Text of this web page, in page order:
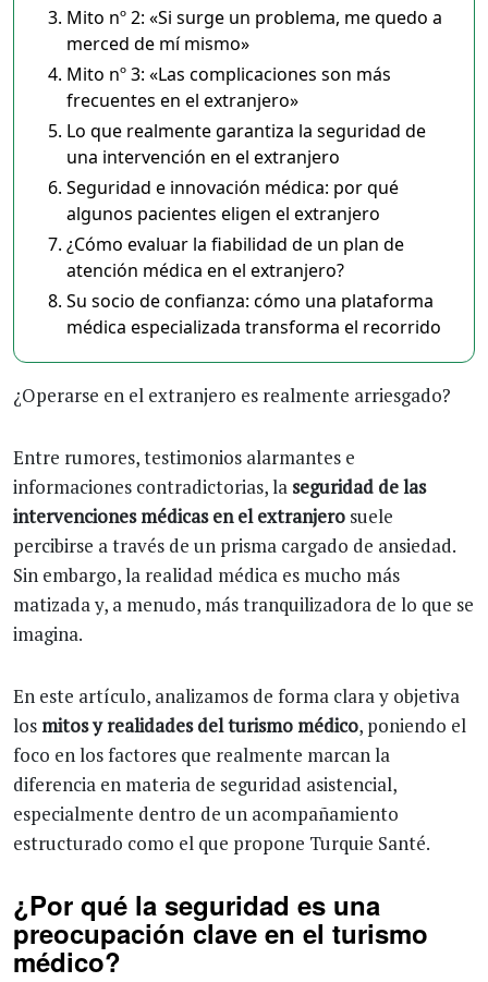
Mito nº 2: «Si surge un problema, me quedo a
merced de mí mismo»
Mito nº 3: «Las complicaciones son más
frecuentes en el extranjero»
Lo que realmente garantiza la seguridad de
una intervención en el extranjero
Seguridad e innovación médica: por qué
algunos pacientes eligen el extranjero
¿Cómo evaluar la fiabilidad de un plan de
atención médica en el extranjero?
Su socio de confianza: cómo una plataforma
médica especializada transforma el recorrido
¿Operarse en el extranjero es realmente arriesgado?
Entre rumores, testimonios alarmantes e
informaciones contradictorias, la seguridad de las
intervenciones médicas en el extranjero suele
percibirse a través de un prisma cargado de ansiedad.
Sin embargo, la realidad médica es mucho más
matizada y, a menudo, más tranquilizadora de lo que se
imagina.
En este artículo, analizamos de forma clara y objetiva
losmitos y realidades del turismo médico, poniendo el
foco en los factores que realmente marcan la
diferencia en materia de seguridad asistencial,
especialmente dentro de un acompañamiento
estructurado como el que propone Turquie Santé.
¿Por qué la seguridad es una
preocupación clave en el turismo
médico?